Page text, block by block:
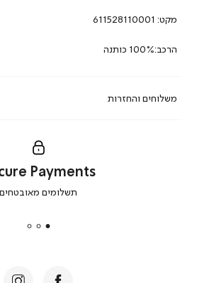
משלוחים והחזרות
מקט: 611528110001
הרכב:100% כותנה
secure
|
Payments
תשלומים מאובטחים